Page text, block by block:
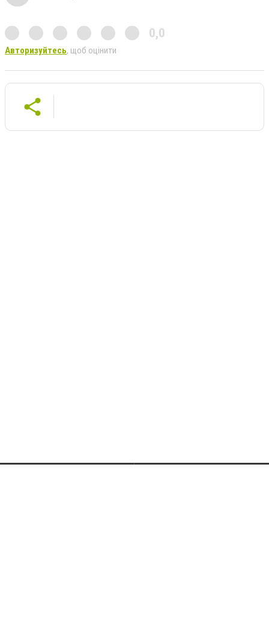
0,0
Авторизуйтесь, щоб оцінити